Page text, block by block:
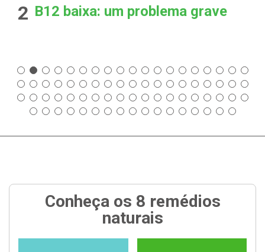
2 B12 baixa: um problema grave
Conheça os 8 remédios
naturais